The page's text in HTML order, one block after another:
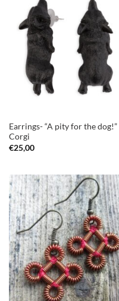
Earrings- “A pity for the dog!”
Corgi
€25,00